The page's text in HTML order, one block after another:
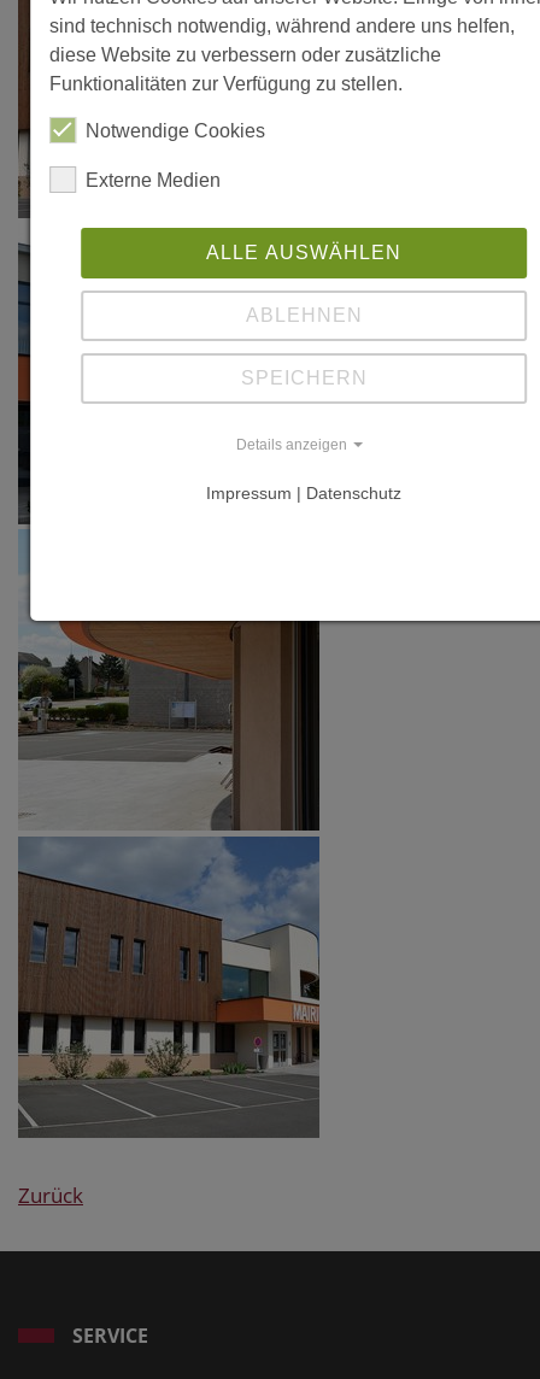
Zurück
SERVICE
sind technisch notwendig, während andere uns helfen,
diese Website zu verbessern oder zusätzliche
Funktionalitäten zur Verfügung zu stellen.
Notwendige Cookies
Externe Medien
ALLE AUSWÄHLEN
ABLEHNEN
SPEICHERN
Details anzeigen
Impressum | Datenschutz